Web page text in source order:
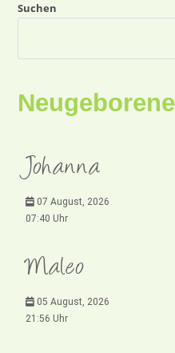
Suchen
Neugeborene
Johanna
07 August, 2026
07:40 Uhr
Maleo
05 August, 2026
21:56 Uhr